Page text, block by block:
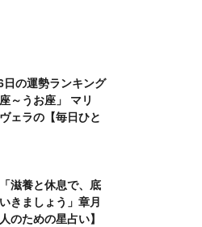
日の運勢ランキング
～うお座」 マリ
ェラの【毎日ひと
滋養と休息で、底
きましょう」章月
のための星占い】